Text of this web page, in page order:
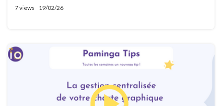
7 views 19/02/26